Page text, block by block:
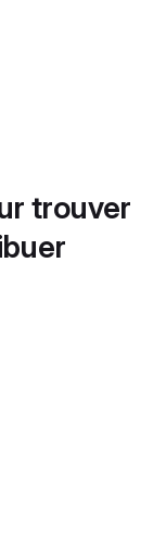
trouver